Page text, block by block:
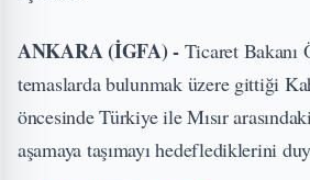
ANKARA (İGFA) - Ticaret Bakanı
temaslarda bulunmak üzere gittiği
öncesinde Türkiye ile Mısır
aşamaya taşımayı hedeflediklerini